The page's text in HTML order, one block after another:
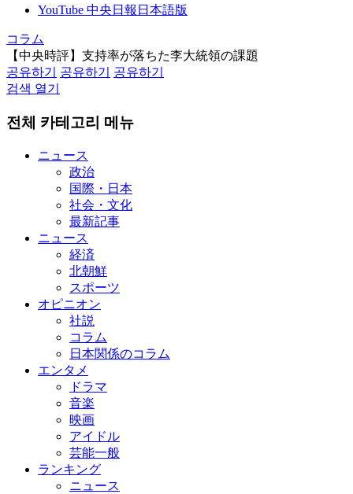
YouTube 中央日報日本語版
コラム
【中央時評】支持率が落ちた李大統領の課題
공유하기
공유하기
공유하기
검색 열기
전체 카테고리 메뉴
ニュース
政治
国際・日本
社会・文化
最新記事
ニュース
経済
北朝鮮
スポーツ
オピニオン
社説
コラム
日本関係のコラム
エンタメ
ドラマ
音楽
映画
アイドル
芸能一般
ランキング
ニュース